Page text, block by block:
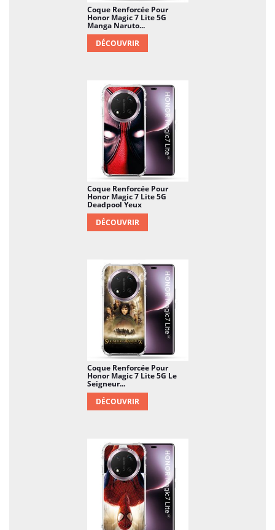
Coque Renforcée Pour
Honor Magic 7 Lite 5G
Manga Naruto...
DÉCOUVRIR
Coque Renforcée Pour
Honor Magic 7 Lite 5G
Deadpool Yeux
DÉCOUVRIR
Coque Renforcée Pour
Honor Magic 7 Lite 5G Le
Seigneur...
DÉCOUVRIR